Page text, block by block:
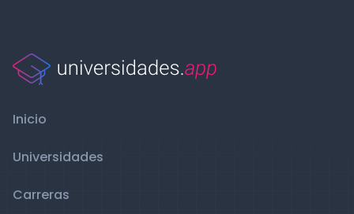
Inicio
Universidades
Carreras